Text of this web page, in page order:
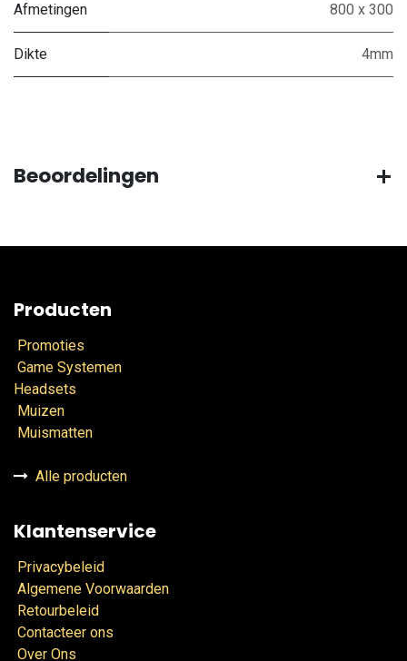
Afmetingen 800 x 300
Dikte 4mm
Beoordelingen
Producten
Promoties
Game Systemen
Headsets
Muizen
Muismatten
Alle producten
Klantenservice
Privacybeleid
Algemene Voorwaarden
Retourbeleid
Contacteer ons
Over Ons